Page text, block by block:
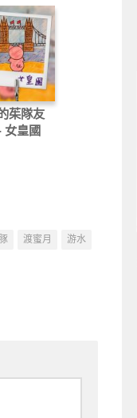
茱隊友
女皇國
渡蜜月
游水